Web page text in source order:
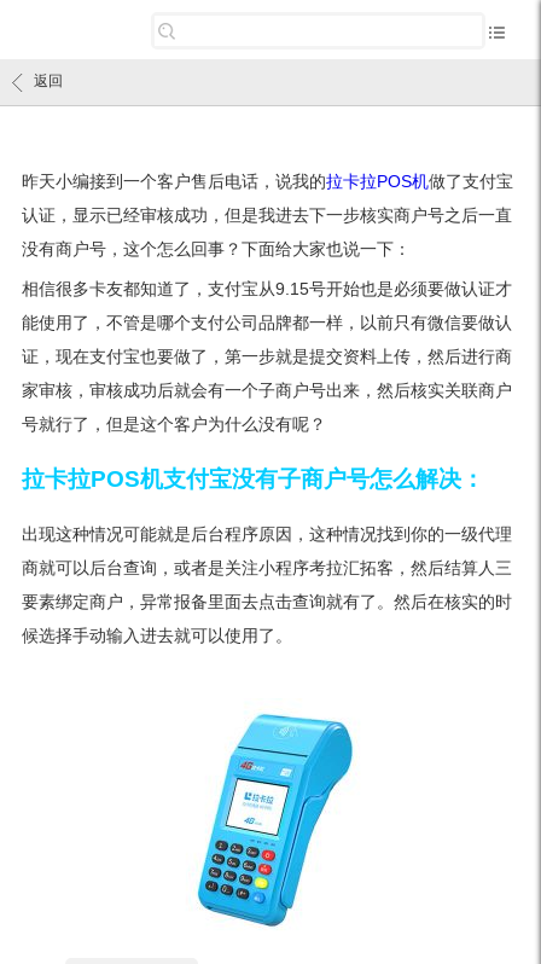
返回
昨天小编接到一个客户售后电话，说我的拉卡拉POS机做了支付宝
认证，显示已经审核成功，但是我进去下一步核实商户号之后一直
没有商户号，这个怎么回事？下面给大家也说一下：
相信很多卡友都知道了，支付宝从9.15号开始也是必须要做认证才
能使用了，不管是哪个支付公司品牌都一样，以前只有微信要做认
证，现在支付宝也要做了，第一步就是提交资料上传，然后进行商
家审核，审核成功后就会有一个子商户号出来，然后核实关联商户
号就行了，但是这个客户为什么没有呢？
拉卡拉POS机支付宝没有子商户号怎么解决：
出现这种情况可能就是后台程序原因，这种情况找到你的一级代理
商就可以后台查询，或者是关注小程序考拉汇拓客，然后结算人三
要素绑定商户，异常报备里面去点击查询就有了。然后在核实的时
候选择手动输入进去就可以使用了。